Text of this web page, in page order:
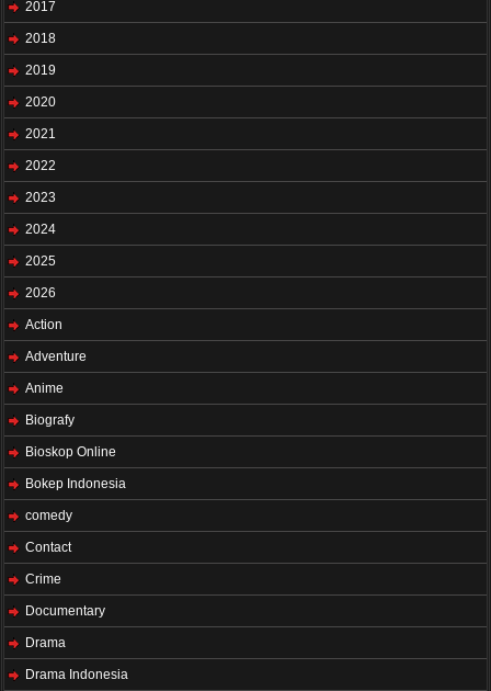
2017
2018
2019
2020
2021
2022
2023
2024
2025
2026
Action
Adventure
Anime
Biografy
Bioskop Online
Bokep Indonesia
comedy
Contact
Crime
Documentary
Drama
Drama Indonesia